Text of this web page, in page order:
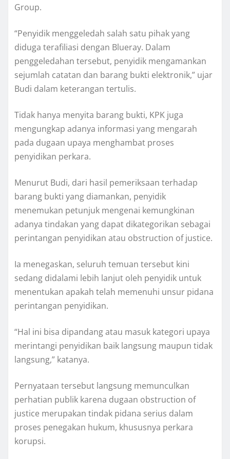
Group.
“Penyidik menggeledah salah satu pihak yang
diduga terafiliasi dengan Blueray. Dalam
penggeledahan tersebut, penyidik mengamankan
sejumlah catatan dan barang bukti elektronik,” ujar
Budi dalam keterangan tertulis.
Tidak hanya menyita barang bukti, KPK juga
mengungkap adanya informasi yang mengarah
pada dugaan upaya menghambat proses
penyidikan perkara.
Menurut Budi, dari hasil pemeriksaan terhadap
barang bukti yang diamankan, penyidik
menemukan petunjuk mengenai kemungkinan
adanya tindakan yang dapat dikategorikan sebagai
perintangan penyidikan atau obstruction of justice.
Ia menegaskan, seluruh temuan tersebut kini
sedang didalami lebih lanjut oleh penyidik untuk
menentukan apakah telah memenuhi unsur pidana
perintangan penyidikan.
“Hal ini bisa dipandang atau masuk kategori upaya
merintangi penyidikan baik langsung maupun tidak
langsung,” katanya.
Pernyataan tersebut langsung memunculkan
perhatian publik karena dugaan obstruction of
justice merupakan tindak pidana serius dalam
proses penegakan hukum, khususnya perkara
korupsi.